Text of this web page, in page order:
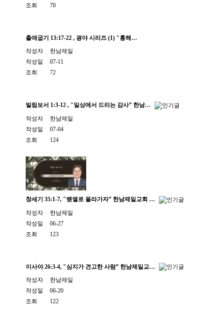
조회
70
출애굽기 13:17-22 , 광야 시리즈 (1) "홍해…
작성자
한남제일
작성일
07-11
조회
72
빌립보서 1:3-12 , "일상에서 드리는 감사” 한남…
작성자
한남제일
작성일
07-04
조회
124
창세기 35:1-7, "벧엘로 올라가자” 한남제일교회 …
작성자
한남제일
작성일
06-27
조회
123
이사야 26:3-4, "심지가 견고한 사람” 한남제일교…
작성자
한남제일
작성일
06-20
조회
122